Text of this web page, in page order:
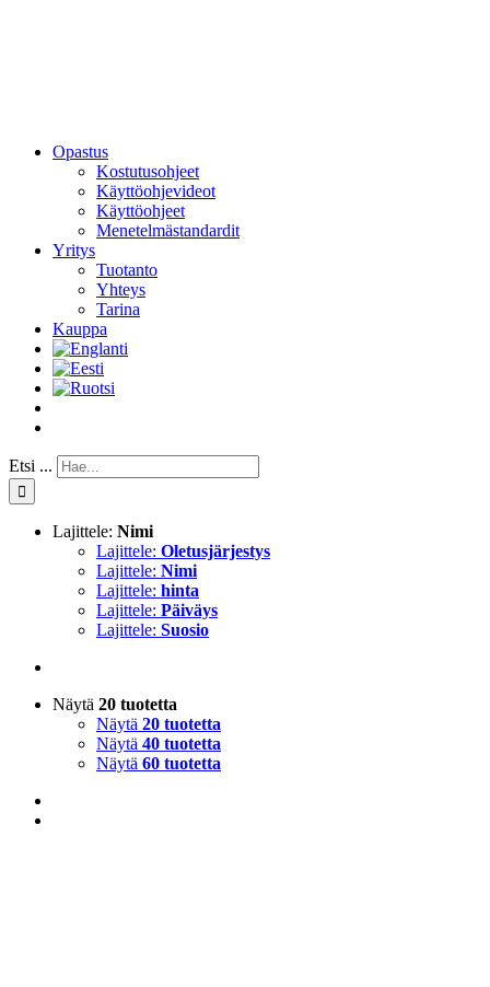
Opastus
Kostutusohjeet
Käyttöohjevideot
Käyttöohjeet
Menetelmästandardit
Yritys
Tuotanto
Yhteys
Tarina
Kauppa
Etsi ...
Lajittele: Nimi
Lajittele: Oletusjärjestys
Lajittele: Nimi
Lajittele: hinta
Lajittele: Päiväys
Lajittele: Suosio
Näytä 20 tuotetta
Näytä 20 tuotetta
Näytä 40 tuotetta
Näytä 60 tuotetta